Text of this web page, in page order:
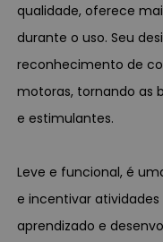
qualidade, oferece
durante o uso. Seu
reconhecimento de
motoras, tornando as
e estimulantes.
Leve e funcional, é
e incentivar
aprendizado e